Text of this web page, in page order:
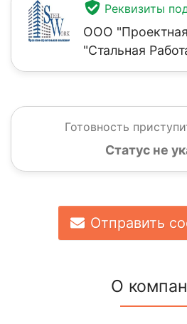
Реквизиты
ООО
"Стальная
Готовность
Статус не
Отправить
О